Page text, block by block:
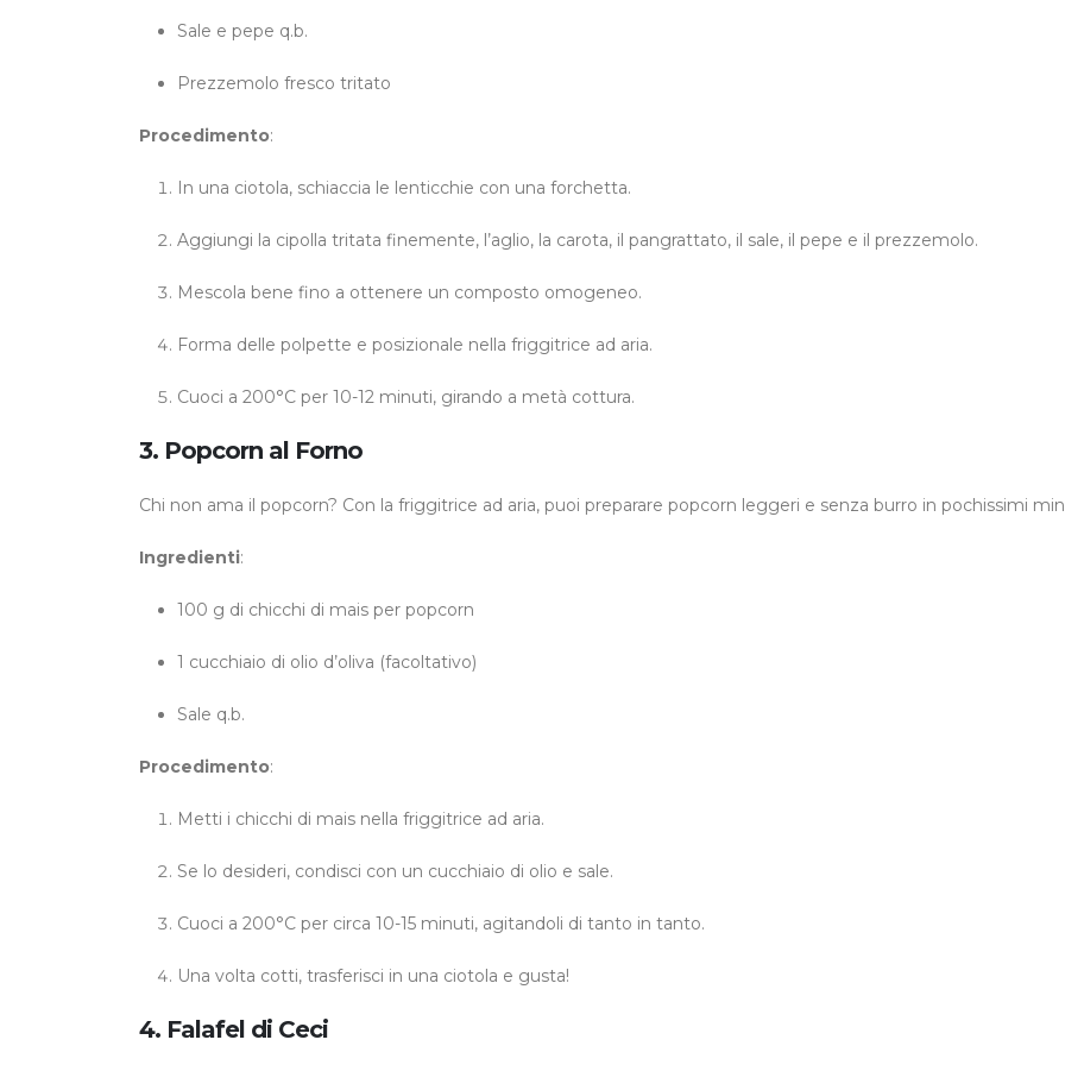
Sale e pepe q.b.
Prezzemolo fresco tritato
Procedimento:
In una ciotola, schiaccia le lenticchie con una forchetta.
Aggiungi la cipolla tritata finemente, l’aglio, la carota, il pangrattato, il sale, il pepe e il prezzemolo.
Mescola bene fino a ottenere un composto omogeneo.
Forma delle polpette e posizionale nella friggitrice ad aria.
Cuoci a 200°C per 10-12 minuti, girando a metà cottura.
3. Popcorn al Forno
Chi non ama il popcorn? Con la friggitrice ad aria, puoi preparare popcorn leggeri e senza burro in pochissimi
Ingredienti:
100 g di chicchi di mais per popcorn
1 cucchiaio di olio d’oliva (facoltativo)
Sale q.b.
Procedimento:
Metti i chicchi di mais nella friggitrice ad aria.
Se lo desideri, condisci con un cucchiaio di olio e sale.
Cuoci a 200°C per circa 10-15 minuti, agitandoli di tanto in tanto.
Una volta cotti, trasferisci in una ciotola e gusta!
4. Falafel di Ceci